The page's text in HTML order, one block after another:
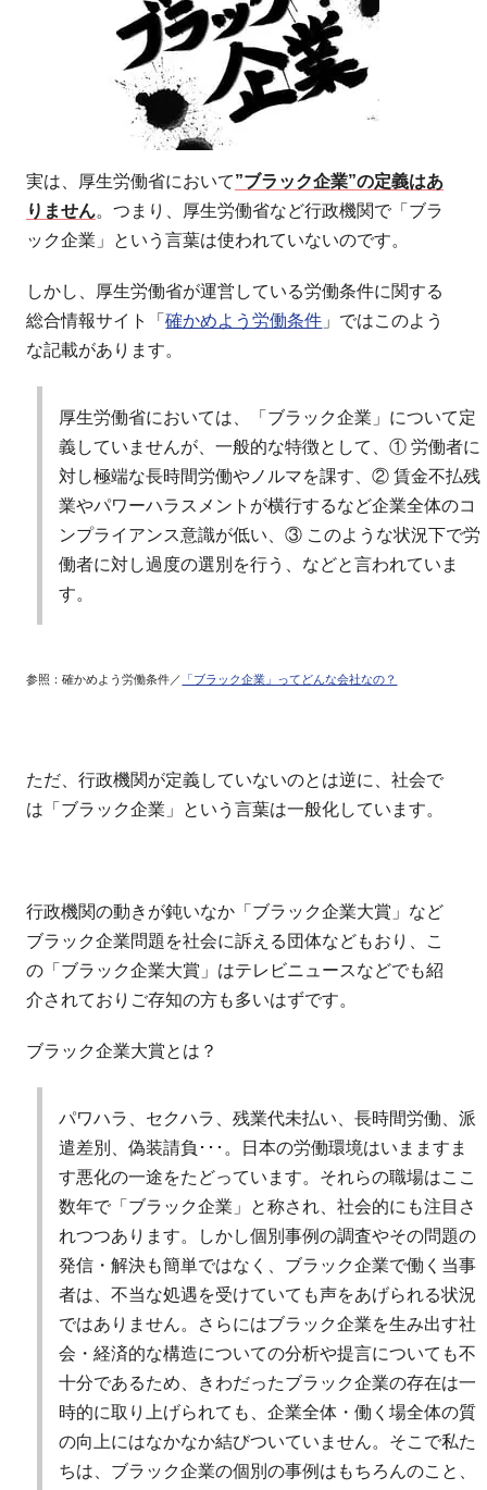
実は、厚生労働省において”ブラック企業”の定義はあ
りません。つまり、厚生労働省など行政機関で「ブラ
ック企業」という言葉は使われていないのです。
しかし、厚生労働省が運営している労働条件に関する
総合情報サイト「確かめよう労働条件 」ではこのよう
な記載があります。
厚生労働省においては、「ブラック企業」について定
義していませんが、一般的な特徴として、① 労働者に
対し極端な長時間労働やノルマを課す、② 賃金不払残
業やパワーハラスメントが横行するなど企業全体のコ
ンプライアンス意識が低い、③ このような状況下で労
働者に対し過度の選別を行う、などと言われていま
す。
参照：確かめよう労働条件／ 「ブラック企業」ってどんな会社なの？
ただ、行政機関が定義していないのとは逆に、社会で
は「ブラック企業」という言葉は一般化しています。
行政機関の動きが鈍いなか「ブラック企業大賞」など
ブラック企業問題を社会に訴える団体などもおり、こ
の「ブラック企業大賞」はテレビニュースなどでも紹
介されておりご存知の方も多いはずです。
ブラック企業大賞とは？
パワハラ、セクハラ、残業代未払い、長時間労働、派
遣差別、偽装請負･･･。日本の労働環境はいまますま
す悪化の一途をたどっています。それらの職場はここ
数年で「ブラック企業」と称され、社会的にも注目さ
れつつあります。しかし個別事例の調査やその問題の
発信・解決も簡単ではなく、ブラック企業で働く当事
者は、不当な処遇を受けていても声をあげられる状況
ではありません。さらにはブラック企業を生み出す社
会・経済的な構造についての分析や提言についても不
十分であるため、きわだったブラック企業の存在は一
時的に取り上げられても、企業全体・働く場全体の質
の向上にはなかなか結びついていません。そこで私た
ちは、ブラック企業の個別の事例はもちろんのこと、